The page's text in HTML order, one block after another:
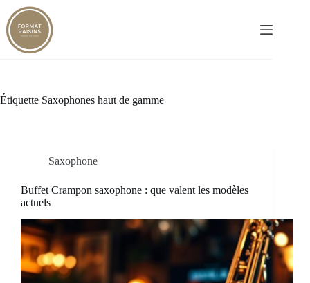
Passer
au
contenu
Étiquette Saxophones haut de gamme
Saxophone
Buffet Crampon saxophone : que valent les modèles
actuels